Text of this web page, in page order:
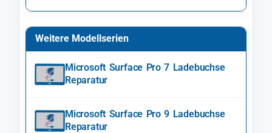
Weitere Modellserien
Microsoft Surface Pro 7 Ladebuchse
Reparatur
Microsoft Surface Pro 9 Ladebuchse
Reparatur